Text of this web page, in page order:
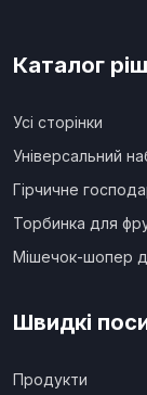
Каталог
Усі сторінки
Універсальний
Гірчичне
Торбинка для
Мішечок-шопер
Швидкі
Продукти